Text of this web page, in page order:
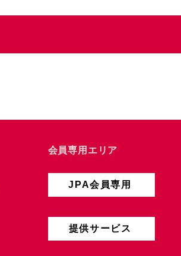
会員専用エリア
JPA会員専用
提供サービス